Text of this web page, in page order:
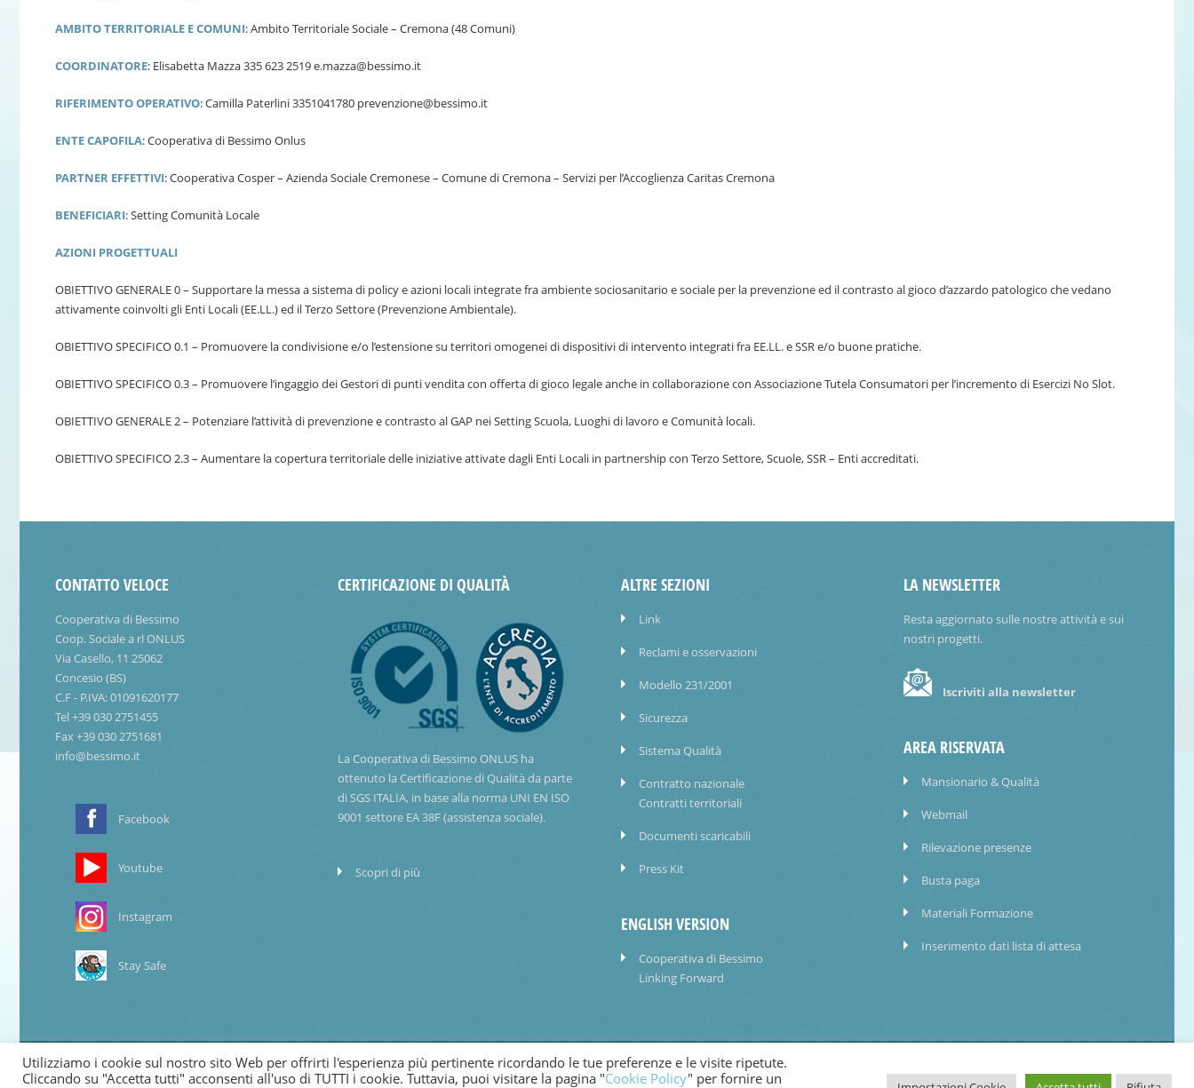
AMBITO TERRITORIALE E COMUNI: Ambito Territoriale Sociale – Cremona (48 Comuni)
COORDINATORE: Elisabetta Mazza 335 623 2519 e.mazza@bessimo.it
RIFERIMENTO OPERATIVO: Camilla Paterlini 3351041780 prevenzione@bessimo.it
ENTE CAPOFILA: Cooperativa di Bessimo Onlus
PARTNER EFFETTIVI: Cooperativa Cosper – Azienda Sociale Cremonese – Comune di Cremona – Servizi per l’Accoglienza Caritas Cremona
BENEFICIARI: Setting Comunità Locale
AZIONI PROGETTUALI
OBIETTIVO GENERALE 0 – Supportare la messa a sistema di policy e azioni locali integrate fra ambiente sociosanitario e sociale per la prevenzione ed il contrasto al gioco d’azzardo patologico che vedano
attivamente coinvolti gli Enti Locali (EE.LL.) ed il Terzo Settore (Prevenzione Ambientale).
OBIETTIVO SPECIFICO 0.1 – Promuovere la condivisione e/o l’estensione su territori omogenei di dispositivi di intervento integrati fra EE.LL. e SSR e/o buone pratiche.
OBIETTIVO SPECIFICO 0.3 – Promuovere l’ingaggio dei Gestori di punti vendita con offerta di gioco legale anche in collaborazione con Associazione Tutela Consumatori per l’incremento di Esercizi No Slot.
OBIETTIVO GENERALE 2 – Potenziare l’attività di prevenzione e contrasto al GAP nei Setting Scuola, Luoghi di lavoro e Comunità locali.
OBIETTIVO SPECIFICO 2.3 – Aumentare la copertura territoriale delle iniziative attivate dagli Enti Locali in partnership con Terzo Settore, Scuole, SSR – Enti accreditati.
CONTATTO VELOCE
Cooperativa di Bessimo
Coop. Sociale a rl ONLUS
Via Casello, 11 25062
Concesio (BS)
C.F - P.IVA: 01091620177
Tel +39 030 2751455
Fax +39 030 2751681
info@bessimo.it
Facebook
Youtube
Instagram
Stay Safe
CERTIFICAZIONE DI QUALITÀ
La Cooperativa di Bessimo ONLUS ha
ottenuto la Certificazione di Qualità da parte
di SGS ITALIA, in base alla norma UNI EN ISO
9001 settore EA 38F (assistenza sociale).
Scopri di più
ALTRE SEZIONI
Link
Reclami e osservazioni
Modello 231/2001
Sicurezza
Sistema Qualità
Contratto nazionale
Contratti territoriali
Documenti scaricabili
Press Kit
ENGLISH VERSION
Cooperativa di Bessimo
Linking Forward
LA NEWSLETTER
Resta aggiornato sulle nostre attività e sui
nostri progetti.
Iscriviti alla newsletter
AREA RISERVATA
Mansionario & Qualità
Webmail
Rilevazione presenze
Busta paga
Materiali Formazione
Inserimento dati lista di attesa
COOKIE POLICY
© 2024 Copyright Cooperativa di Bessimo
Utilizziamo i cookie sul nostro sito Web per offrirti l'esperienza più pertinente ricordando le tue preferenze e le visite ripetute.
Cliccando su "Accetta tutti" acconsenti all'uso di TUTTI i cookie. Tuttavia, puoi visitare la pagina "Cookie Policy" per fornire un